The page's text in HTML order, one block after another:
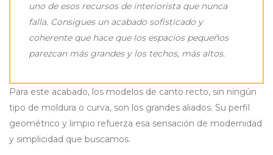
uno de esos recursos de interiorista que nunca
falla. Consigues un acabado sofisticado y
coherente que hace que los espacios pequeños
parezcan más grandes y los techos, más altos.
Para este acabado, los modelos de canto recto, sin ningún
tipo de moldura o curva, son los grandes aliados. Su perfil
geométrico y limpio refuerza esa sensación de modernidad
y simplicidad que buscamos.